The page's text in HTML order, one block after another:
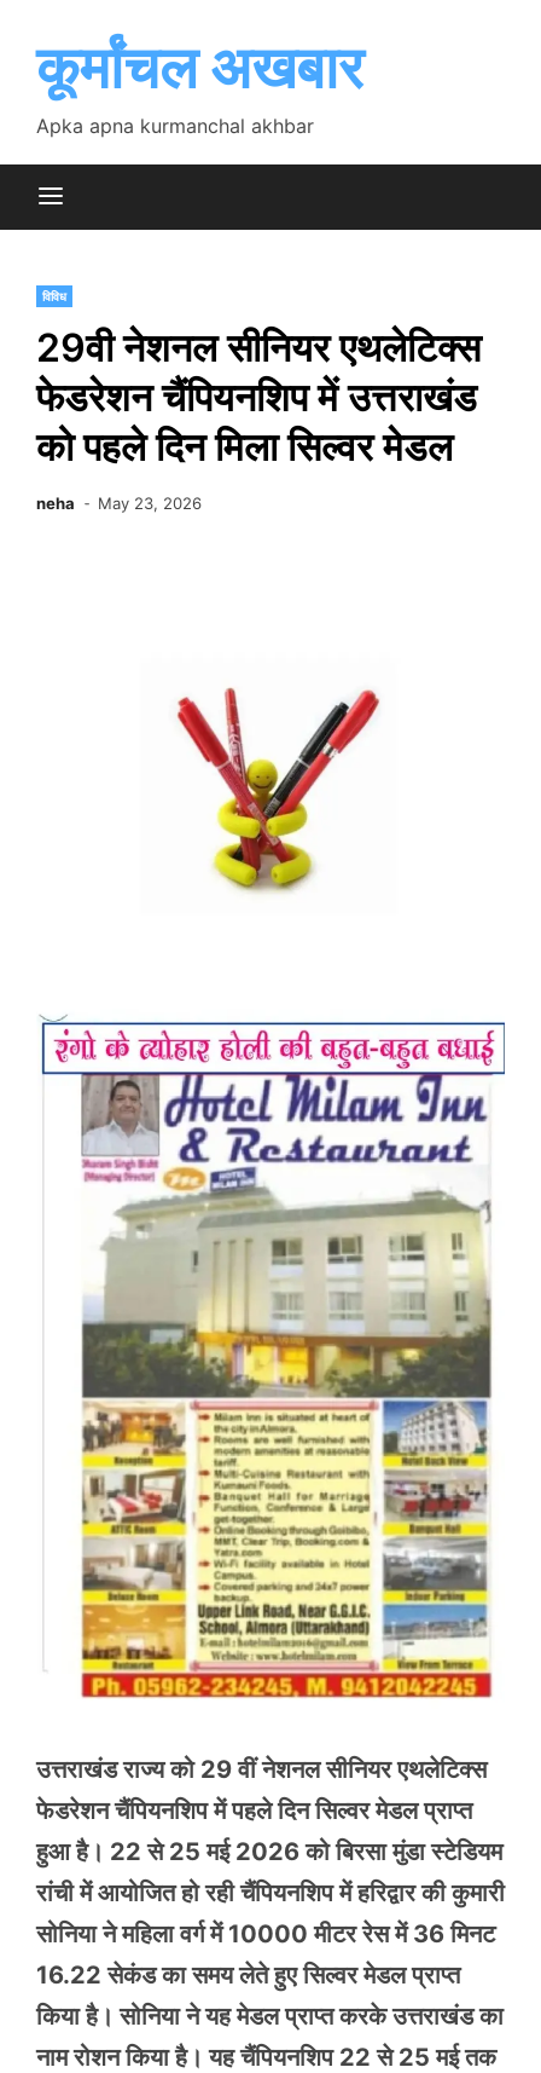
contentकूर्मांचल अखबार
Apka apna kurmanchal akhbar
विविध
29वी नेशनल सीनियर एथलेटिक्स
फेडरेशन चैंपियनशिप में उत्तराखंड
को पहले दिन मिला सिल्वर मेडल
neha May 23, 2026
उत्तराखंड राज्य को 29 वीं नेशनल सीनियर एथलेटिक्स
फेडरेशन चैंपियनशिप में पहले दिन सिल्वर मेडल प्राप्त
हुआ है। 22 से 25 मई 2026 को बिरसा मुंडा स्टेडियम
रांची में आयोजित हो रही चैंपियनशिप में हरिद्वार की कुमारी
सोनिया ने महिला वर्ग में 10000 मीटर रेस में 36 मिनट
16.22 सेकंड का समय लेते हुए सिल्वर मेडल प्राप्त
किया है। सोनिया ने यह मेडल प्राप्त करके उत्तराखंड का
नाम रोशन किया है। यह चैंपियनशिप 22 से 25 मई तक